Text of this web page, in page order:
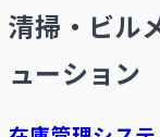
清掃・ビル
ューション